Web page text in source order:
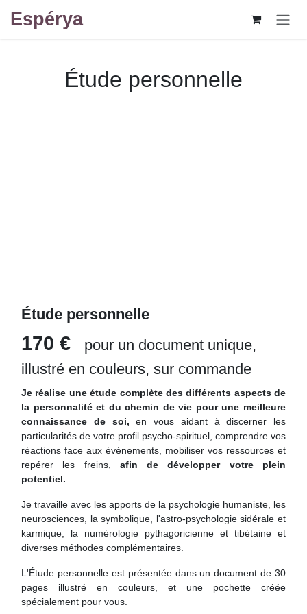
Espérya
Étude personnelle
Étude personnelle
170 €
pour un document unique,
illustré en couleurs, sur commande
Je réalise une étude complète des différents aspects de
la personnalité et du chemin de vie pour une meilleure
connaissance de soi, en vous aidant à discerner les
particularités de votre profil psycho-spirituel, comprendre vos
réactions face aux événements, mobiliser vos ressources et
repérer les freins, afin de développer votre plein
potentiel.
Je travaille avec les apports de la psychologie humaniste, les
neurosciences, la symbolique, l'astro-psychologie sidérale et
karmique, la numérologie pythagoricienne et tibétaine et
diverses méthodes complémentaires.
L'Étude personnelle est présentée dans un document de 30
pages illustré en couleurs, et une pochette créée
spécialement pour vous.